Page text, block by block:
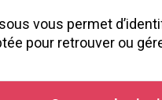
vous permet
pour retrouver ou